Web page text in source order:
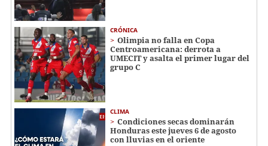
CRÓNICA
Olimpia no falla en Copa
Centroamericana: derrota a
UMECIT y asalta el primer lugar del
grupo C
CLIMA
Condiciones secas dominarán
Honduras este jueves 6 de agosto
con lluvias en el oriente